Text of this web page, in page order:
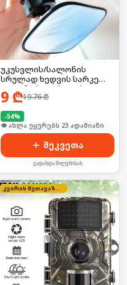
უკუსვლის/სალონის
სრულად ხედვის სარკე
ავტომობილისთვის
9 ₾19.76₾
-54%
🛒 ბოლო 24სთ-ში იყიდა 30-მა
შეკვეთა
გადახდა მიღებისას
კვირის შეთავაზება